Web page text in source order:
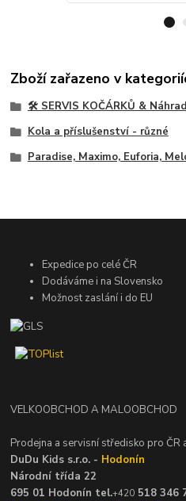
Zboží zařazeno v
🛠️ SERVIS KOČÁRKŮ &
Kola a příslušenství - různé
Paradise, Maximo, Euforia,
Expedice po celé ČR
Dodáváme i na Slovensko
Možnost zaslání i do EU
VELKOOBCHOD A MALOOBCHOD
Prodejna a servisní středisko pro ČR
DuDu Kids s.r.o. - Hodonín
Národní třída 22
695 01 Hodonín tel.+420 518 346